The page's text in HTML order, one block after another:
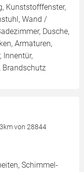
Kunststofffenster,
Wand /
Dusche,
Armaturen,
Innentür,
Brandschutz
von 28844
Schimmel-